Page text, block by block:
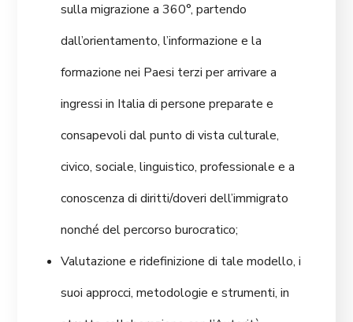
sulla migrazione a 360°, partendo
dall’orientamento, l’informazione e la
formazione nei Paesi terzi per arrivare a
ingressi in Italia di persone preparate e
consapevoli dal punto di vista culturale,
civico, sociale, linguistico, professionale e a
conoscenza di diritti/doveri dell’immigrato
nonché del percorso burocratico;
Valutazione e ridefinizione di tale modello, i
suoi approcci, metodologie e strumenti, in